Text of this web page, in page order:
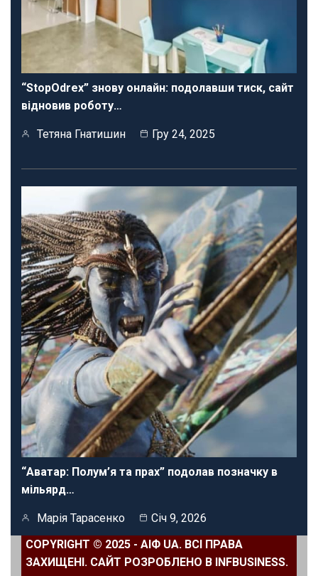
“StopOdrex” знову онлайн: подолавши тиск, сайт
відновив роботу…
Тетяна Гнатишин Гру 24, 2025
“Аватар: Полум’я та прах” подолав позначку в
мільярд…
Марія Тарасенко
Січ 9, 2026
COPYRIGHT © 2025 - АІФ UA. ВСІ ПРАВА
ЗАХИЩЕНІ. САЙТ РОЗРОБЛЕНО В INFBUSINESS.